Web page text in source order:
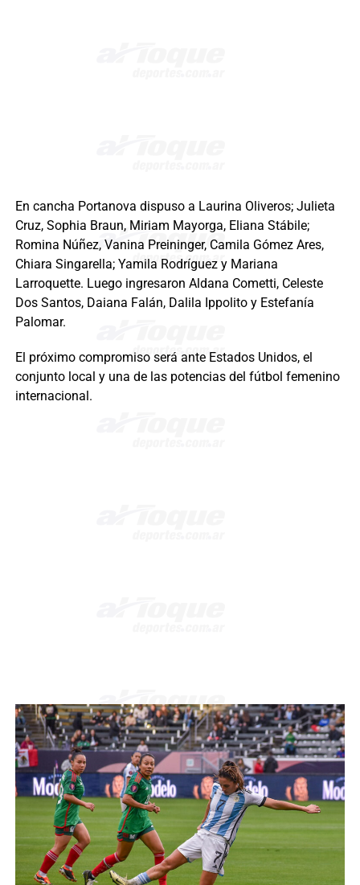
En cancha Portanova dispuso a Laurina Oliveros; Julieta
Cruz, Sophia Braun, Miriam Mayorga, Eliana Stábile;
Romina Núñez, Vanina Preininger, Camila Gómez Ares,
Chiara Singarella; Yamila Rodríguez y Mariana
Larroquette. Luego ingresaron Aldana Cometti, Celeste
Dos Santos, Daiana Falán, Dalila Ippolito y Estefanía
Palomar.
El próximo compromiso será ante Estados Unidos, el
conjunto local y una de las potencias del fútbol femenino
internacional.